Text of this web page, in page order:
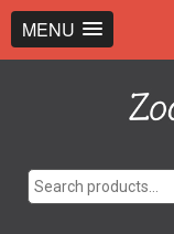
MENU